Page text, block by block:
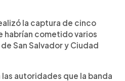
la captura de cinco
habrían cometido varios
San Salvador y Ciudad
autoridades que la banda